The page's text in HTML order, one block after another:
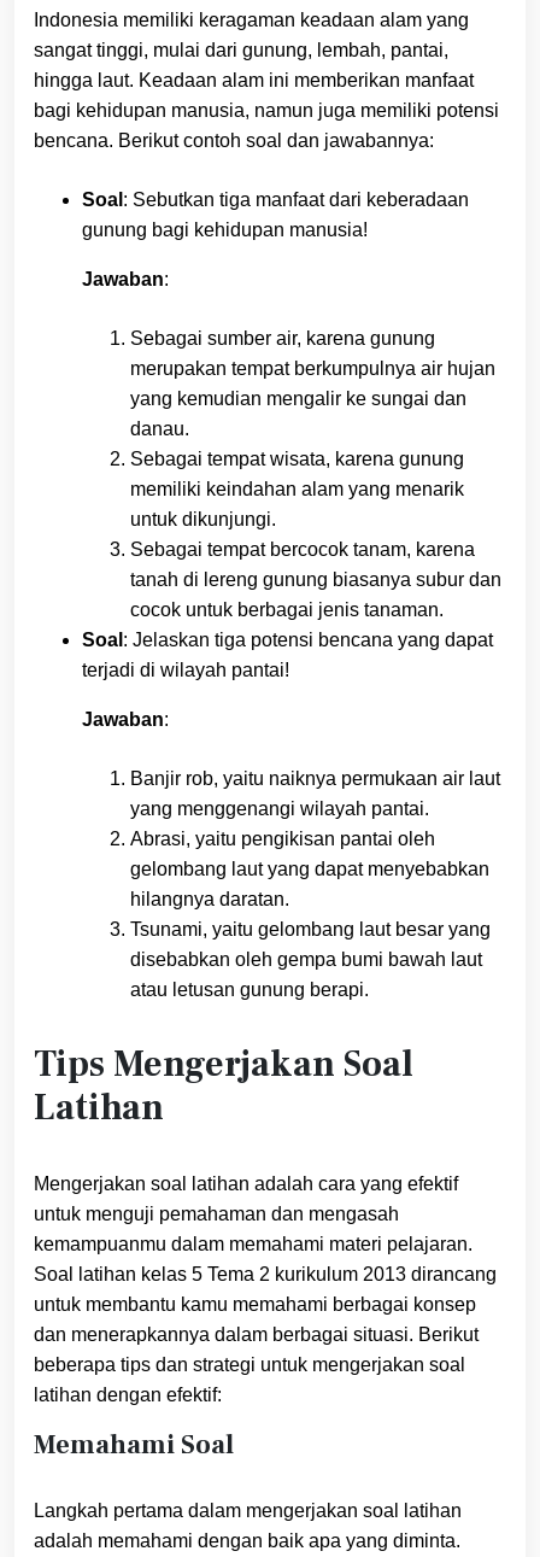
Indonesia memiliki keragaman keadaan alam yang
sangat tinggi, mulai dari gunung, lembah, pantai,
hingga laut. Keadaan alam ini memberikan manfaat
bagi kehidupan manusia, namun juga memiliki potensi
bencana. Berikut contoh soal dan jawabannya:
Soal : Sebutkan tiga manfaat dari keberadaan
gunung bagi kehidupan manusia!
Jawaban:
Sebagai sumber air, karena gunung
merupakan tempat berkumpulnya air hujan
yang kemudian mengalir ke sungai dan
danau.
Sebagai tempat wisata, karena gunung
memiliki keindahan alam yang menarik
untuk dikunjungi.
Sebagai tempat bercocok tanam, karena
tanah di lereng gunung biasanya subur dan
cocok untuk berbagai jenis tanaman.
Soal : Jelaskan tiga potensi bencana yang dapat
terjadi di wilayah pantai!
Jawaban:
Banjir rob, yaitu naiknya permukaan air laut
yang menggenangi wilayah pantai.
Abrasi, yaitu pengikisan pantai oleh
gelombang laut yang dapat menyebabkan
hilangnya daratan.
Tsunami, yaitu gelombang laut besar yang
disebabkan oleh gempa bumi bawah laut
atau letusan gunung berapi.
Tips Mengerjakan Soal
Latihan
Mengerjakan soal latihan adalah cara yang efektif
untuk menguji pemahaman dan mengasah
kemampuanmu dalam memahami materi pelajaran.
Soal latihan kelas 5 Tema 2 kurikulum 2013 dirancang
untuk membantu kamu memahami berbagai konsep
dan menerapkannya dalam berbagai situasi. Berikut
beberapa tips dan strategi untuk mengerjakan soal
latihan dengan efektif:
Memahami Soal
Langkah pertama dalam mengerjakan soal latihan
adalah memahami dengan baik apa yang diminta.